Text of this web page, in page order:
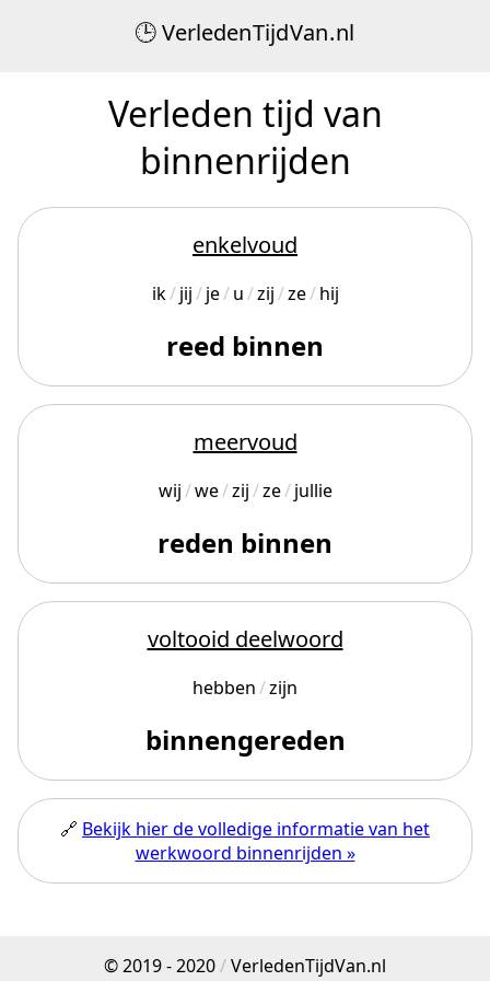
VerledenTijdVan.nl
Verleden tijd van
binnenrijden
enkelvoud
ik jij je u zij ze hij
reed binnen
meervoud
wij we zij ze jullie
reden binnen
voltooid deelwoord
hebben zijn
binnengereden
🔗 Bekijk hier de volledige informatie van het
werkwoord binnenrijden »
© 2019 - 2020/VerledenTijdVan.nl